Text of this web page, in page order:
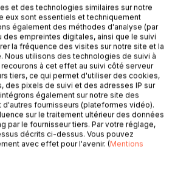
d'un dialogue entre More et un
Hythloday, qui décrit une île
vivent selon des principes de
rationalité. Ce texte explore des
collective, l'abolition des
de l'éducation. More
la société européenne de son
inégalités et les abus de pouvoir.
ainsi un miroir critique permettant
de réforme sociale et politique.
et satirique, interroge la nature
à instaurer un ordre juste. Sa
et des technologies similaires sur notre
eux sont essentiels et techniquement
également des méthodes d'analyse (par
empreintes digitales, ainsi que le suivi
la fréquence des visites sur notre site et la
Nous utilisons des technologies de suivi à
à cet effet au suivi côté serveur
tiers, ce qui permet d'utiliser des cookies,
des pixels de suivi et des adresses IP sur
également sur notre site des
d'autres fournisseurs (plateformes vidéo).
sur le traitement ultérieur des données
par le fournisseur tiers. Par votre réglage,
décrits ci-dessus. Vous pouvez
avec effet pour l'avenir. (Mentions